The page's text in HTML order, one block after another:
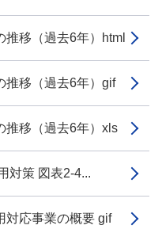
移（過去6年）html
移（過去6年）gif
移（過去6年）xls
対策 図表2-4...
応事業の概要 gif